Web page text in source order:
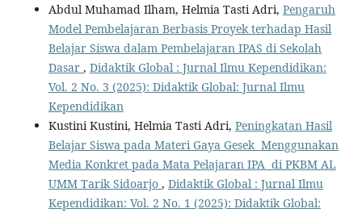
Abdul Muhamad Ilham, Helmia Tasti Adri, Pengaruh
Model Pembelajaran Berbasis Proyek terhadap Hasil
Belajar Siswa dalam Pembelajaran IPAS di Sekolah
Dasar , Didaktik Global : Jurnal Ilmu Kependidikan:
Vol. 2 No. 3 (2025): Didaktik Global: Jurnal Ilmu
Kependidikan
Kustini Kustini, Helmia Tasti Adri, Peningkatan Hasil
Belajar Siswa pada Materi Gaya Gesek Menggunakan
Media Konkret pada Mata Pelajaran IPA di PKBM AL
UMM Tarik Sidoarjo , Didaktik Global : Jurnal Ilmu
Kependidikan: Vol. 2 No. 1 (2025): Didaktik Global: